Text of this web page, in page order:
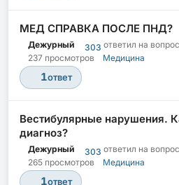
МЕД СПРАВКА ПОСЛЕ ПНД?
Дежурный 303 ответил на вопрос
237 просмотров
Медицина
1ответ
Вестибулярные нарушения.
диагноз?
Дежурный 303 ответил на вопрос
265 просмотров
Медицина
1ответ